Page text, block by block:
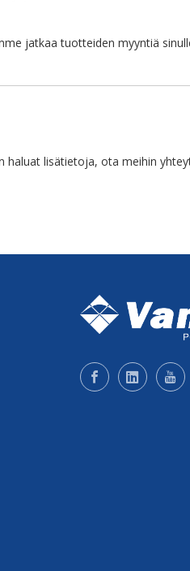
jatkaa tuotteiden myyntiä
lisätietoja, ota meihin